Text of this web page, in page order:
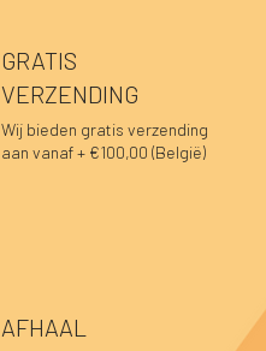
GRATIS
VERZENDING
Wij bieden gratis verzending
aan vanaf + €100,00 (België)
AFHAAL